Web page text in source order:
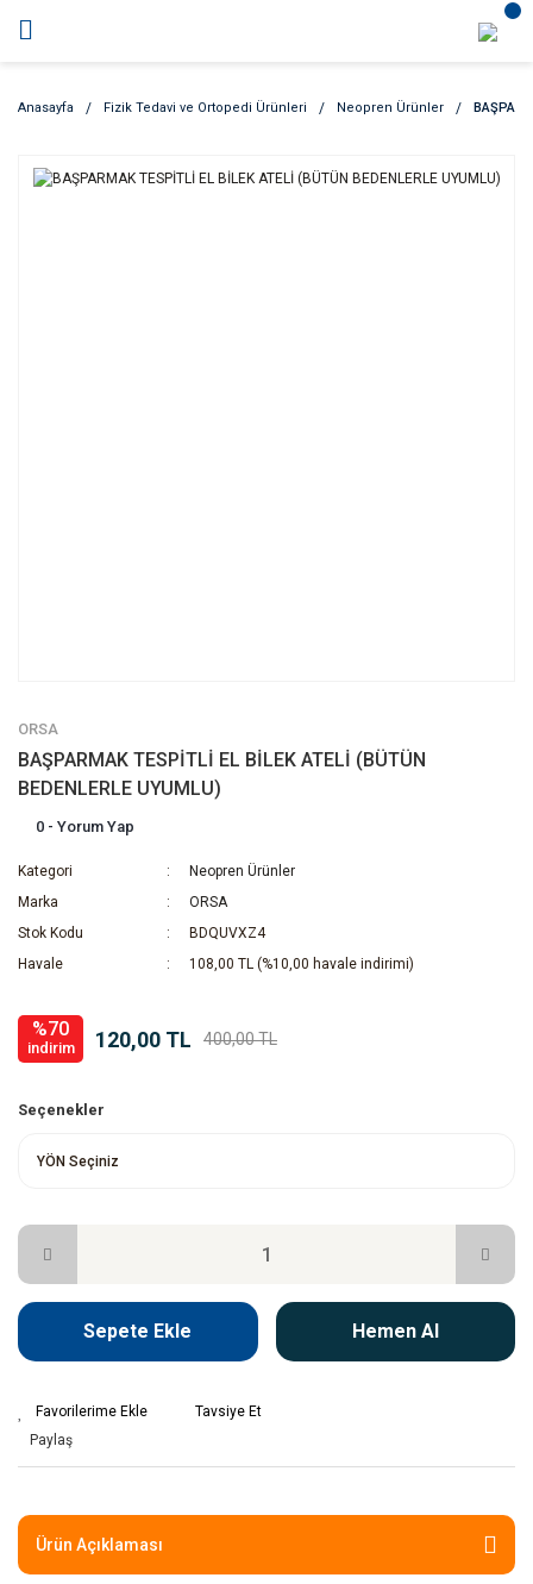
Anasayfa Fizik Tedavi ve Ortopedi Ürünleri Neopren Ürünler
ORSA
BAŞPARMAK TESPİTLİ EL BİLEK ATELİ (BÜTÜN
BEDENLERLE UYUMLU)
0 - Yorum Yap
Kategori
Neopren Ürünler
Marka
ORSA
Stok Kodu
BDQUVXZ4
Havale
108,00 TL (%10,00 havale indirimi)
%70
indirim 120,00 TL 400,00 TL
Seçenekler
Sepete Ekle Hemen Al
Tavsiye Et
Paylaş
Ürün Açıklaması